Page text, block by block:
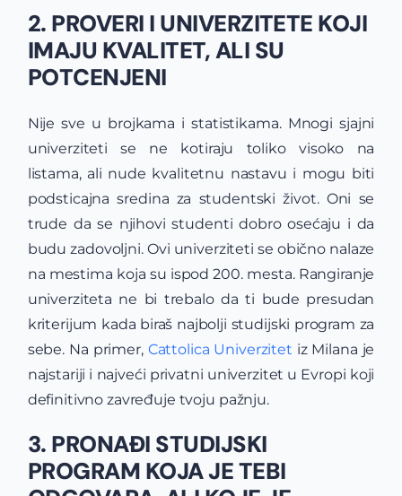
2. PROVERI I UNIVERZITETE KOJI
IMAJU KVALITET, ALI SU
POTCENJENI
Nije sve u brojkama i statistikama. Mnogi sjajni
univerziteti se ne kotiraju toliko visoko na
listama, ali nude kvalitetnu nastavu i mogu biti
podsticajna sredina za studentski život. Oni se
trude da se njihovi studenti dobro osećaju i da
budu zadovoljni. Ovi univerziteti se obično nalaze
na mestima koja su ispod 200. mesta. Rangiranje
univerziteta ne bi trebalo da ti bude presudan
kriterijum kada biraš najbolji studijski program za
sebe. Na primer, Cattolica Univerzitet iz Milana je
najstariji i najveći privatni univerzitet u Evropi koji
definitivno zavređuje tvoju pažnju.
3. PRONAĐI STUDIJSKI
PROGRAM KOJA JE TEBI